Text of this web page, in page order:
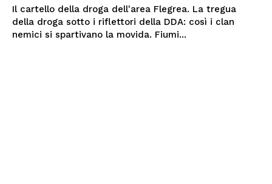
Il cartello della droga dell'area Flegrea. La tregua
della droga sotto i riflettori della DDA: così i clan
nemici si spartivano la movida. Fiumi...